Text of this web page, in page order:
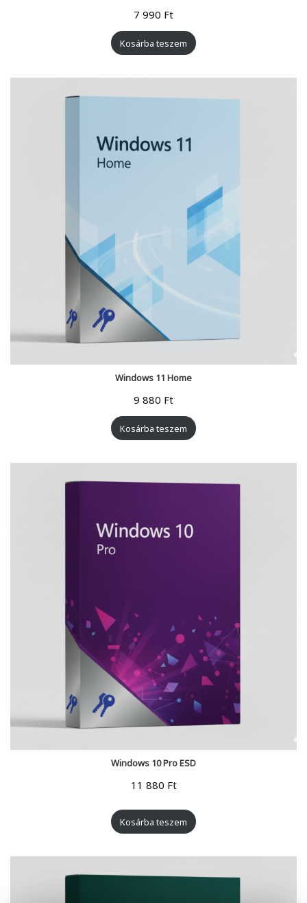
7 990 Ft
Kosárba teszem
Windows 11 Home
9 880 Ft
Kosárba teszem
Windows 10 Pro ESD
11 880 Ft
Kosárba teszem